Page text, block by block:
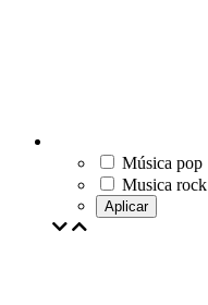
Música pop
Musica rock
Aplicar